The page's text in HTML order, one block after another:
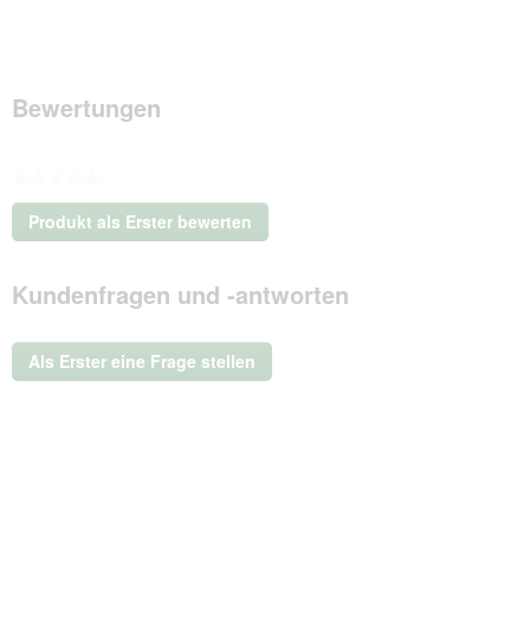
Bewertungen
Kein
Beurteilungswert
Produkt als Erster bewerten
.
dieser
Aktion
ein
modales
Kundenfragen und -antworten
Als Erster eine Frage stellen